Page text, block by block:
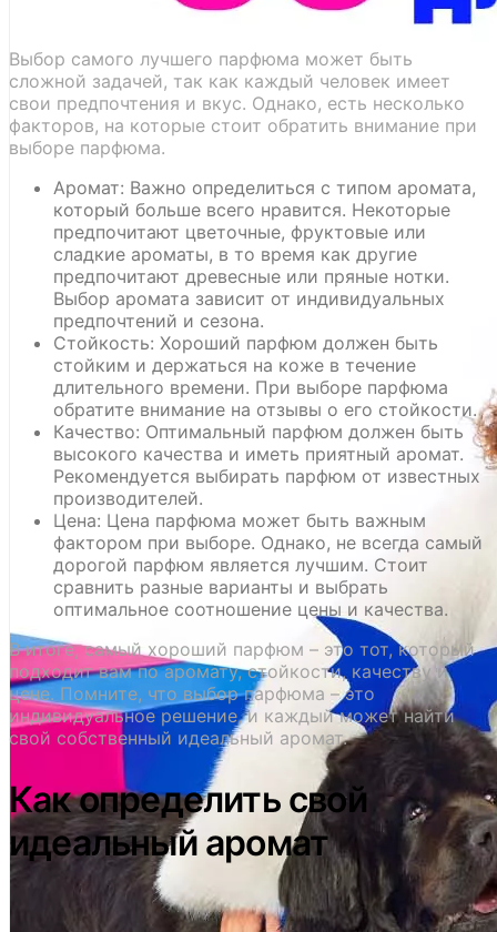
Выбор самого лучшего парфюма может быть
сложной задачей, так как каждый человек имеет
свои предпочтения и вкус. Однако, есть несколько
факторов, на которые стоит обратить внимание при
выборе парфюма.
Аромат: Важно определиться с типом аромата,
который больше всего нравится. Некоторые
предпочитают цветочные, фруктовые или
сладкие ароматы, в то время как другие
предпочитают древесные или пряные нотки.
Выбор аромата зависит от индивидуальных
предпочтений и сезона.
Стойкость: Хороший парфюм должен быть
стойким и держаться на коже в течение
длительного времени. При выборе парфюма
обратите внимание на отзывы о его стойкости.
Качество: Оптимальный парфюм должен быть
высокого качества и иметь приятный аромат.
Рекомендуется выбирать парфюм от известных
производителей.
Цена: Цена парфюма может быть важным
фактором при выборе. Однако, не всегда самый
дорогой парфюм является лучшим. Стоит
сравнить разные варианты и выбрать
оптимальное соотношение цены и качества.
В итоге, самый хороший парфюм – это тот, который
подходит вам по аромату, стойкости, качеству и
цене. Помните, что выбор парфюма – это
индивидуальное решение, и каждый может найти
свой собственный идеальный аромат.
Как определить свой
идеальный аромат